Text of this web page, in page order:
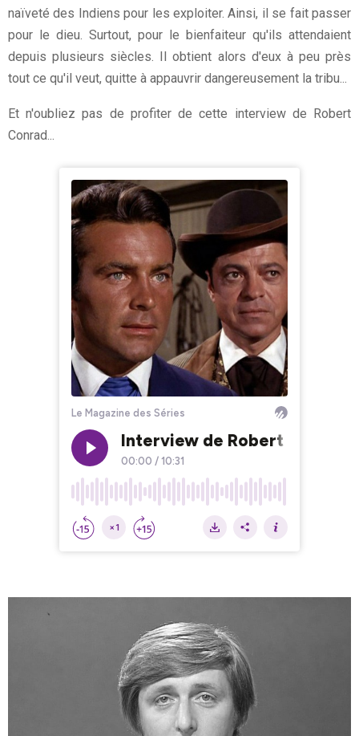
naïveté des Indiens pour les exploiter. Ainsi, il se fait passer
pour le dieu. Surtout, pour le bienfaiteur qu'ils attendaient
depuis plusieurs siècles. Il obtient alors d'eux à peu près
tout ce qu'il veut, quitte à appauvrir dangereusement la tribu...
Et n'oubliez pas de profiter de cette interview de Robert
Conrad...